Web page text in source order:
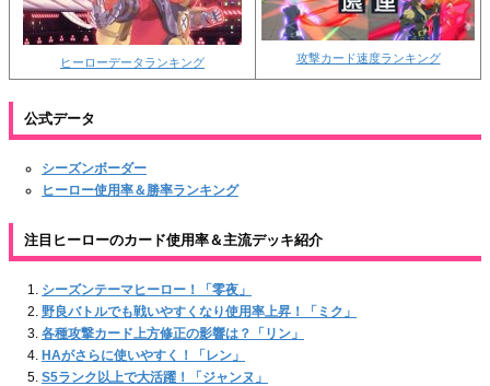
ヒーローデータランキング 攻撃カード速度ランキング
公式データ
シーズンボーダー
ヒーロー使用率＆勝率ランキング
注目ヒーローのカード使用率＆主流デッキ紹介
シーズンテーマヒーロー！「零夜」
野良バトルでも戦いやすくなり使用率上昇！「ミク」
各種攻撃カード上方修正の影響は？「リン」
HAがさらに使いやすく！「レン」
S5ランク以上で大活躍！「ジャンヌ」